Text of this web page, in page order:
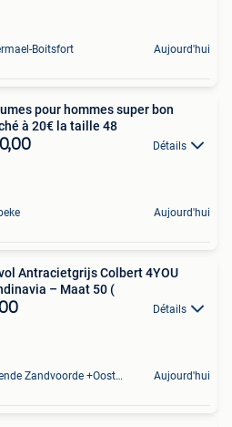
Boitsfort Aujourd'hui
pour hommes super bon
à 20€ la taille 48
Détails
Aujourd'hui
Antracietgrijs Colbert 4YOU
– Maat 50 (
Détails
Oostende Zandvoorde +Oostende Aujourd'hui